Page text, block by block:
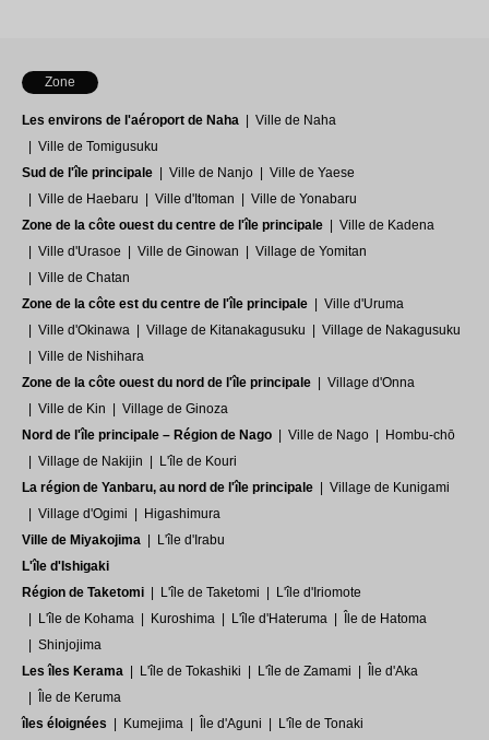
Zone
Les environs de l'aéroport de Naha
Ville de Naha
Ville de Tomigusuku
Sud de l'île principale
Ville de Nanjo
Ville de Yaese
Ville de Haebaru
Ville d'Itoman
Ville de Yonabaru
Zone de la côte ouest du centre de l'île principale
Ville de Kadena
Ville d'Urasoe
Ville de Ginowan
Village de Yomitan
Ville de Chatan
Zone de la côte est du centre de l'île principale
Ville d'Uruma
Ville d'Okinawa
Village de Kitanakagusuku
Village de Nakagusuku
Ville de Nishihara
Zone de la côte ouest du nord de l'île principale
Village d'Onna
Ville de Kin
Village de Ginoza
Nord de l'île principale – Région de Nago
Ville de Nago
Hombu-chō
Village de Nakijin
L'île de Kouri
La région de Yanbaru, au nord de l'île principale
Village de Kunigami
Village d'Ogimi
Higashimura
Ville de Miyakojima
L'île d'Irabu
L'île d'Ishigaki
Région de Taketomi
L'île de Taketomi
L'île d'Iriomote
L'île de Kohama
Kuroshima L'île d'Hateruma
Île de Hatoma
Shinjojima
Les îles Kerama
L'île de Tokashiki L'île de Zamami
Île d'Aka
Île de Keruma
îles éloignées
Kumejima Île d'Aguni
L'île de Tonaki